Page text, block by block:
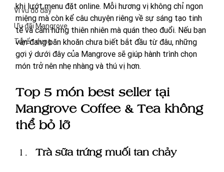
Vi vu đó đây
Ưu đãi Mangrove
Tuyển dụng
khi lướt menu đặt online. Mỗi hương vị không chỉ ngon
miệng mà còn kể câu chuyện riêng về sự sáng tạo tinh
tế và cảm hứng thiên nhiên mà quán theo đuổi. Nếu bạn
vẫn đang băn khoăn chưa biết bắt đầu từ đâu, những
gợi ý dưới đây của Mangrove sẽ giúp hành trình chọn
món trở nên nhẹ nhàng và thú vị hơn.
Top 5 món best seller tại
Mangrove Coffee & Tea không
thể bỏ lỡ
Trà sữa trứng muối tan chảy